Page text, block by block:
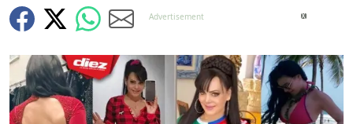
X